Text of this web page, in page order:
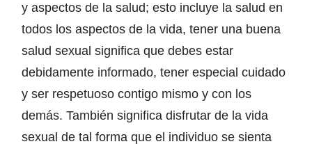
y aspectos de la salud; esto incluye la salud en
todos los aspectos de la vida, tener una buena
salud sexual significa que debes estar
debidamente informado, tener especial cuidado
y ser respetuoso contigo mismo y con los
demás. También significa disfrutar de la vida
sexual de tal forma que el individuo se sienta